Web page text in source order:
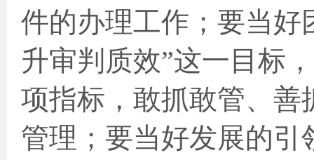
件的办理工作；要当好
升审判质效”这一目标
项指标，敢抓敢管、善
管理； 要当好发展的引